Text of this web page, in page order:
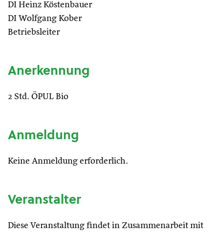
DI Heinz Köstenbauer
DI Wolfgang Kober
Betriebsleiter
Anerkennung
2 Std. ÖPUL Bio
Anmeldung
Keine Anmeldung erforderlich.
Veranstalter
Diese Veranstaltung findet in Zusammenarbeit mit